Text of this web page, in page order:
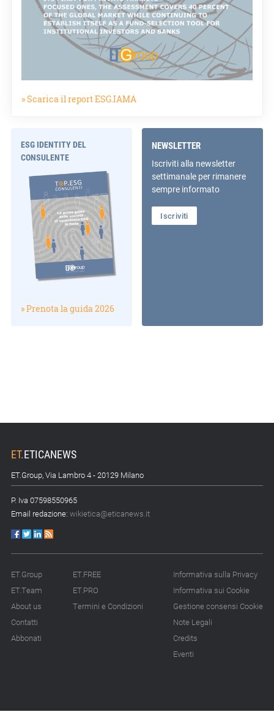
» Scarica il report ESG.IAMA
ESG IDENTITY DEL
CONSULENTE
» Prenota la guida 2026
NEWSLETTER
Iscriviti alla newsletter
settimanale per rimanere
sempre informato
Iscriviti
ET.ETICANEWS
ET.Group, Via Lambro 4 - 20129 Milano
P. Iva 07598550965
Email redazione: wikietica@eticanews.it
ET.Group
ET.Team
About us
Contatti
Abbonati
ET.FREE
ET.PRO
Termini e Condizioni
Informativa sulla Privacy
Informativa sui Cookie
Gestione consensi Cookie
Note Legali
Credits
Eventi